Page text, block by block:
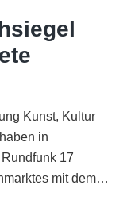
Kunst, Kultur
in
17
mit dem…